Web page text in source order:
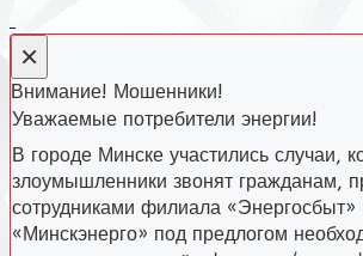
×
Внимание! Мошенники!
Уважаемые потребители энергии!
В городе Минске участились случаи,
злоумышленники звонят гражданам,
сотрудниками филиала
«Минскэнерго» под предлогом